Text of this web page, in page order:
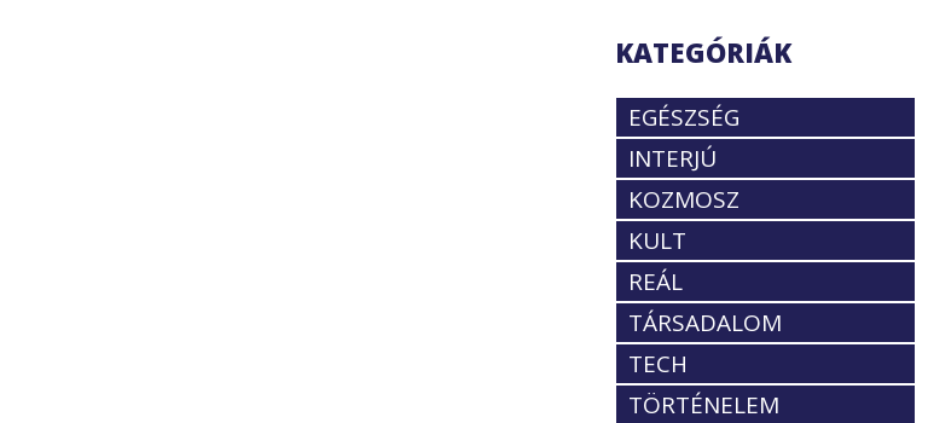
KATEGÓRIÁK
EGÉSZSÉG
INTERJÚ
KOZMOSZ
KULT
REÁL
TÁRSADALOM
TECH
TÖRTÉNELEM